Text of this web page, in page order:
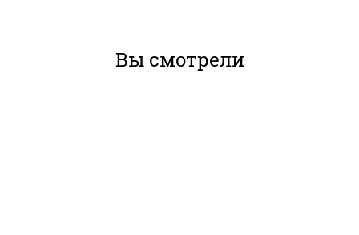
Вы смотрели